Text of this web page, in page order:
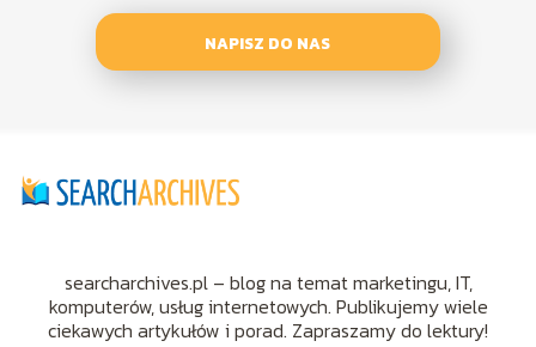
NAPISZ DO NAS
searcharchives.pl – blog na temat marketingu, IT,
komputerów, usług internetowych. Publikujemy wiele
ciekawych artykułów i porad. Zapraszamy do lektury!